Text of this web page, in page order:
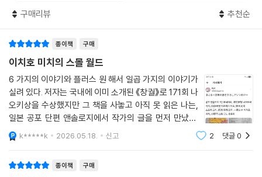
도 있다. 다만 공통적으로 이 이야기들에서 떠오르는 것은 인생이 마음대
로 될 수 없다는 것과 그럼에도 인생은 계속된다는 확고한 사실이다. 돌이
이 괜찮다고 느끼게 해 준다.
어느 이야기도 단순히 ‘좋은 이야기’로 끝나지 않는다. 작가는 독자에게 쉽
사리 눈물을 흘리게 하려고도, 독자의 마음에 온기를 불어넣으려고도 하지
않는다. 하지만 절대로 절망은 없다. 억지로 희망을 갖게 하려는 것보다 ‘절
망하게 하지 않는’ 것이 얼마나 큰 위로와 구원이 되는지. 그것을 다시금 느
끼게 하는 단편집이다.
구매리뷰 추천순
종이책 구매
이치호 미치의 스몰 월드
6 가지의 이야기와 플러스 원 해서 일곱 가지의 이야기가
실려 있다. 저자는 국내에 이미 소개된 《창궐》로 171회 나
오키상을 수상했지만 그 책을 사놓고 아직 못 읽은 나는,
일본 공포 단편 앤솔로지에서 작가의 글을 먼저 만났다.
그때 들은 인상은 작가가 여러 장르를 거쳐던 경험이 있어
서인지 꽤 뛰어난 스토리텔러라는 느낌이었다. 여기단편
k*****k 2026.05.18. 신고 2 댓글0
종이책 구매